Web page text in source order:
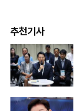
추천기사